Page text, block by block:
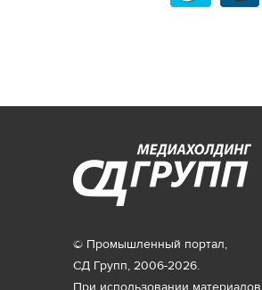
© Промышленный портал,
СД Групп, 2006-2026.